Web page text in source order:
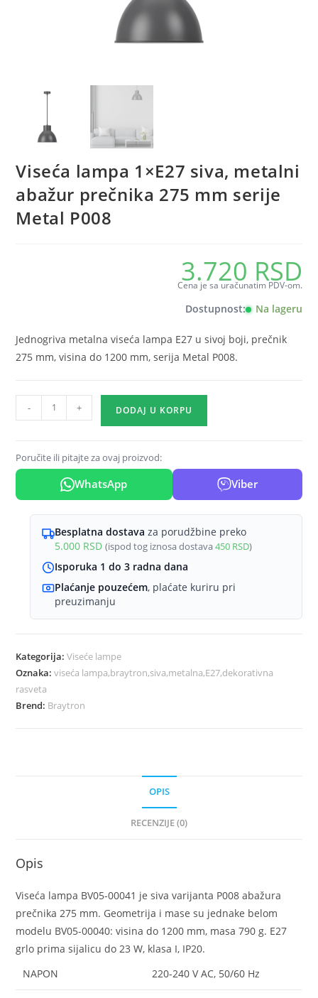
Viseća lampa 1×E27 siva, metalni
abažur prečnika 275 mm serije
Metal P008
3.720 RSD
Cena je sa uračunatim PDV-om.
Dostupnost: Na lageru
Jednogriva metalna viseća lampa E27 u sivoj boji, prečnik
275 mm, visina do 1200 mm, serija Metal P008.
lampa
siva,
metalni
abažur
količina
- + DODAJ U KORPU
Poručite ili pitajte za ovaj proizvod:
WhatsApp Viber
Besplatna dostava za porudžbine preko
5.000 RSD (ispod tog iznosa dostava450 RSD)
Isporuka 1 do 3 radna dana
Plaćanje pouzećem, plaćate kuriru pri
preuzimanju
Kategorija:Viseće lampe
Oznaka:viseća lampa,braytron,siva,metalna,E27,dekorativna
rasveta
Brend: Braytron
OPIS
RECENZIJE (0)
Opis
Viseća lampa BV05-00041 je siva varijanta P008 abažura
prečnika 275 mm. Geometrija i mase su jednake belom
modelu BV05-00040: visina do 1200 mm, masa 790 g. E27
grlo prima sijalicu do 23 W, klasa I, IP20.
NAPON
220-240 V AC, 50/60 Hz